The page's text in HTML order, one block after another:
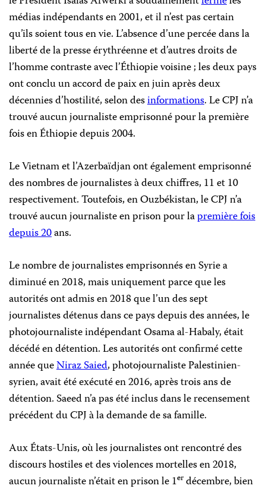
médias indépendants en 2001, et il n’est pas certain
qu’ils soient tous en vie. L’absence d’une percée dans la
liberté de la presse érythréenne et d’autres droits de
l’homme contraste avec l’Éthiopie voisine ; les deux pays
ont conclu un accord de paix en juin après deux
décennies d’hostilité, selon desinformations. Le CPJ n’a
trouvé aucun journaliste emprisonné pour la première
fois en Éthiopie depuis 2004.
Le Vietnam et l’Azerbaïdjan ont également emprisonné
des nombres de journalistes à deux chiffres, 11 et 10
respectivement. Toutefois, en Ouzbékistan, le CPJ n’a
trouvé aucun journaliste en prison pour lapremière fois
depuis 20ans.
Le nombre de journalistes emprisonnés en Syrie a
diminué en 2018, mais uniquement parce que les
autorités ont admis en 2018 que l’un des sept
journalistes détenus dans ce pays depuis des années, le
photojournaliste indépendant Osama al-Habaly, était
décédé en détention. Les autorités ont confirmé cette
année queNiraz Saied, photojournaliste Palestinien-
syrien, avait été exécuté en 2016, après trois ans de
détention. Saeed n’a pas été inclus dans le recensement
précédent du CPJ à la demande de sa famille.
Aux États-Unis, où les journalistes ont rencontré des
discours hostiles et des violences mortelles en 2018,
aucun journaliste n’était en prison le 1erdécembre, bien